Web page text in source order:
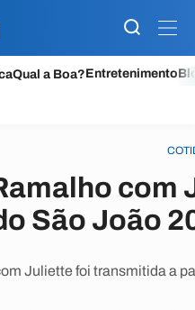
Qual a Boa?Entretenimento
São João
Juliette foi transmitida a